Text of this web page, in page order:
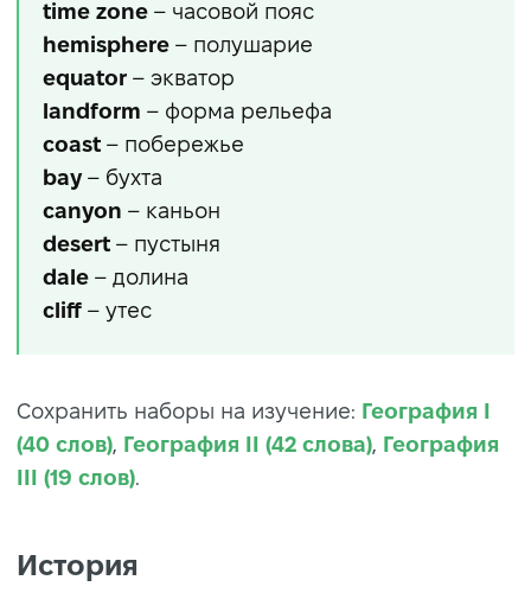
time zone – часовой пояс
hemisphere – полушарие
equator – экватор
landform – форма рельефа
coast – побережье
bay– бухта
canyon – каньон
desert – пустыня
dale – долина
cliff – утес
Сохранить наборы на изучение: География I
(40 слов), География II (42 слова), География
III (19 слов).
История